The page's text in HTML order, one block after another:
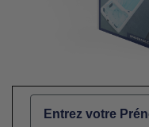
Name